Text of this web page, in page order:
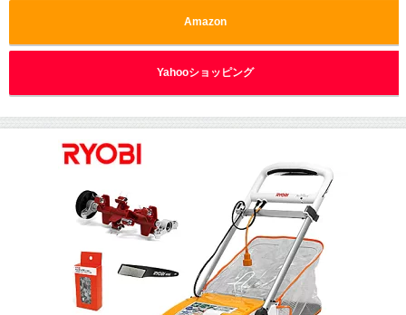
Amazon
Yahooショッピング